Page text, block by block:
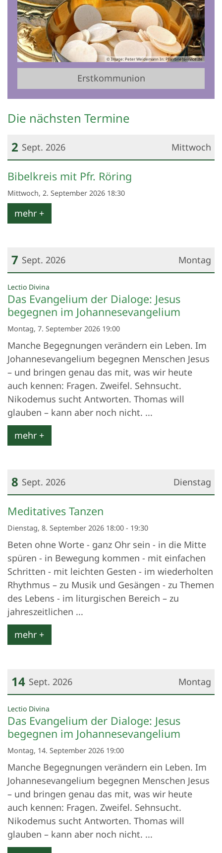
© Image: Peter Weidemann In: Pfarrbriefservice.de
Erstkommunion
Die nächsten Termine
Mittwoch
2 Sept. 2026
Datum: 2. September 2026
Bibelkreis mit Pfr. Röring
Mittwoch, 2. September 2026 18:30
mehr +
Montag
7 Sept. 2026
Datum: 7. September 2026
Lectio Divina
Das Evangelium der Dialoge: Jesus
begegnen im Johannesevangelium
Montag, 7. September 2026 19:00
Manche Begegnungen verändern ein Leben. Im
Johannesevangelium begegnen Menschen Jesus
– und bringen genau das mit, was wir heute
auch kennen: Fragen. Zweifel. Sehnsucht.
Nikodemus sucht Antworten. Thomas will
glauben – kann aber noch nicht. ...
mehr +
Dienstag
8 Sept. 2026
Datum: 8. September 2026
Meditatives Tanzen
Dienstag, 8. September 2026 18:00 - 19:30
Beten ohne Worte - ganz Ohr sein - in die Mitte
spüren - in Bewegung kommen - mit einfachen
Schritten - mit leichten Gesten - im wiederholten
Rhythmus – zu Musik und Gesängen - zu Themen
des Lebens - im liturgischen Bereich – zu
jahreszeitlichen ...
mehr +
Montag
14 Sept. 2026
Datum: 14. September 2026
Lectio Divina
Das Evangelium der Dialoge: Jesus
begegnen im Johannesevangelium
Montag, 14. September 2026 19:00
Manche Begegnungen verändern ein Leben. Im
Johannesevangelium begegnen Menschen Jesus
– und bringen genau das mit, was wir heute
auch kennen: Fragen. Zweifel. Sehnsucht.
Nikodemus sucht Antworten. Thomas will
glauben – kann aber noch nicht. ...